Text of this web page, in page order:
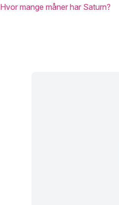
Hvor mange måner har Saturn?